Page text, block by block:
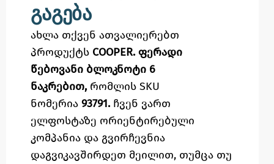
გაგება
ახლა თქვენ ათვალიერებთ
პროდუქტს COOPER. ფერადი
წებოვანი ბლოკნოტი 6
ნაკრებით, რომლის SKU
ნომერია 93791. ჩვენ ვართ
ელფოსტაზე ორიენტირებული
კომპანია და გვირჩევნია
დაგვიკავშირდეთ მეილით, თუმცა თუ